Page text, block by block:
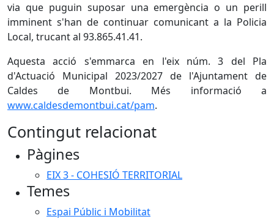
via que puguin suposar una emergència o un perill
imminent s'han de continuar comunicant a la Policia
Local, trucant al 93.865.41.41.
Aquesta acció s'emmarca en l'eix núm. 3 del Pla
d'Actuació Municipal 2023/2027 de l'Ajuntament de
Caldes de Montbui. Més informació a
www.caldesdemontbui.cat/pam.
Contingut relacionat
Pàgines
EIX 3 - COHESIÓ TERRITORIAL
Temes
Espai Públic i Mobilitat